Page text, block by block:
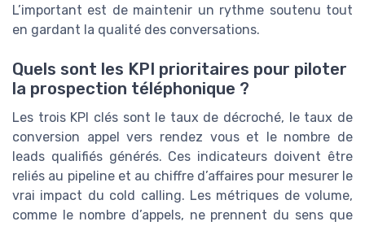
L’important est de maintenir un rythme soutenu tout
en gardant la qualité des conversations.
Quels sont les KPI prioritaires pour piloter
la prospection téléphonique ?
Les trois KPI clés sont le taux de décroché, le taux de
conversion appel vers rendez vous et le nombre de
leads qualifiés générés. Ces indicateurs doivent être
reliés au pipeline et au chiffre d’affaires pour mesurer le
vrai impact du cold calling. Les métriques de volume,
comme le nombre d’appels, ne prennent du sens que